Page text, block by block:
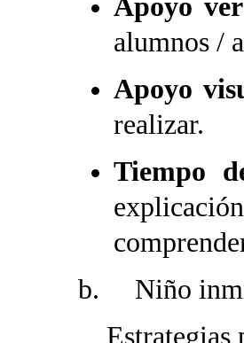
Apoyo
alumnos /
Apoyo
realizar.
Tiempo
b. Niño
Estrategias